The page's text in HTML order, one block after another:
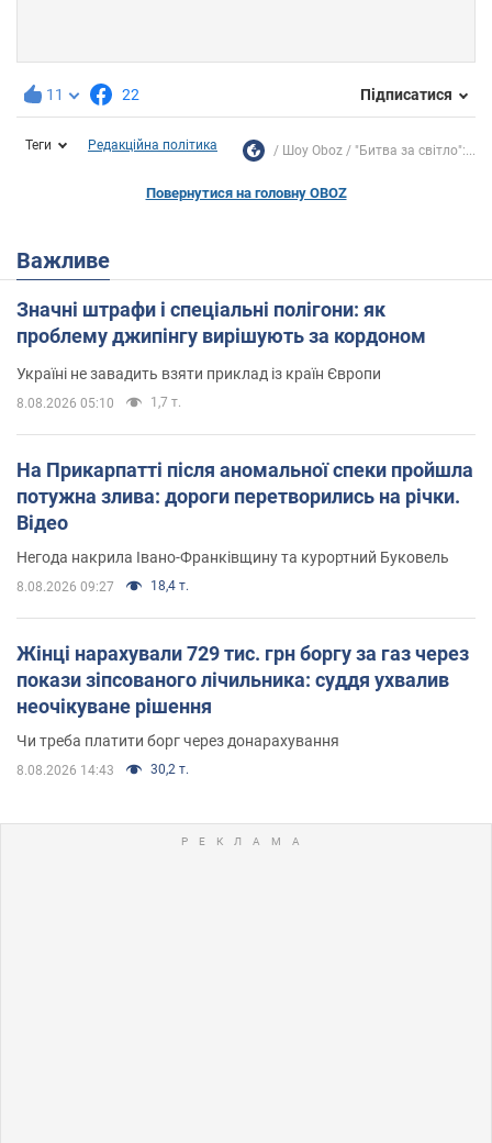
11 22 Підписатися
Теги Редакційна політика Шоу Oboz "Битва за світло":...
Повернутися на головну OBOZ
Важливе
Значні штрафи і спеціальні полігони: як
проблему джипінгу вирішують за кордоном
Україні не завадить взяти приклад із країн Європи
8.08.2026 05:10 1,7 т.
На Прикарпатті після аномальної спеки пройшла
потужна злива: дороги перетворились на річки.
Відео
Негода накрила Івано-Франківщину та курортний Буковель
8.08.2026 09:27 18,4 т.
Жінці нарахували 729 тис. грн боргу за газ через
покази зіпсованого лічильника: суддя ухвалив
неочікуване рішення
Чи треба платити борг через донарахування
8.08.2026 14:43 30,2 т.